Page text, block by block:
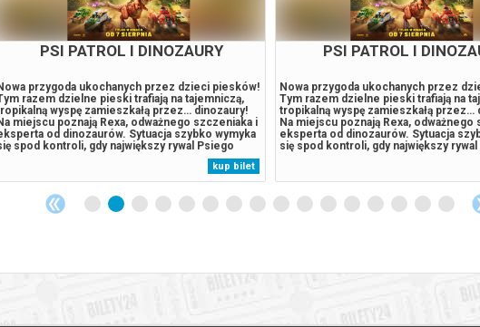
PSI PATROL I DINOZAURY
przygoda ukochanych przez dzieci piesków!
razem dzielne pieski trafiają na tajemniczą,
wyspę zamieszkałą przez… dinozaury!
miejscu poznają Rexa, odważnego szczeniaka i
od dinozaurów. Sytuacja szybko wymyka
spod kontroli, gdy największy rywal Psiego
Patrolu, burmistrz Humdinger, również pojawia się
na wyspie. Jego nierozważne działania prowadzą
przebudzenia potężnego,...
kup bilet
PSI PATROL I
Nowa przygoda ukochanych przez
Tym razem dzielne pieski trafiają na
tropikalną wyspę zamieszkałą przez…
Na miejscu poznają Rexa, odważnego
eksperta od dinozaurów. Sytuacja
się spod kontroli, gdy największy
Patrolu, burmistrz Humdinger,
na wyspie. Jego nierozważne
do przebudzenia potężnego,...